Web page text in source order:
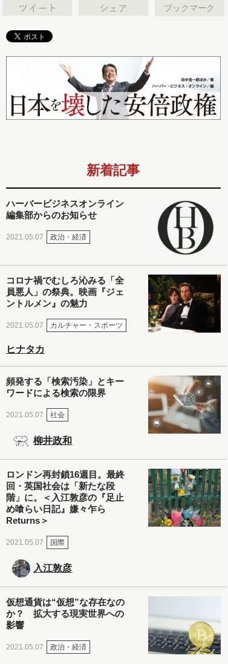
ブックマーク
新着記事
ハーバービジネスオンライン
編集部からのお知らせ
2021.05.07 政治・経済
コロナ禍でむしろ沁みる「全
員悪人」の祭典。映画『ジェ
ントルメン』の魅力
2021.05.07 カルチャー・スポーツ
ヒナタカ
頻発する「検索汚染」とキー
ワードによる検索の限界
2021.05.07 社会
柳井政和
ロンドン再封鎖16週目。最終
回・英国社会は「新たな段
階」に。＜入江敦彦の『足止
め喰らい日記』嫌々乍ら
Returns＞
2021.05.07 国際
入江敦彦
仮想通貨は“仮想”な存在なの
か？ 拡大する現実世界への
影響
2021.05.07 政治・経済